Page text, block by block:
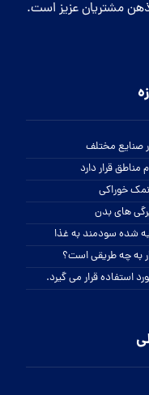
مشتریان عزیز است.
صنایع مختلف
قرار دارد
خوراکی
های بدن
شده سودمند به غذا
به چه طریقی است؟
استفاده قرار می گیرد.